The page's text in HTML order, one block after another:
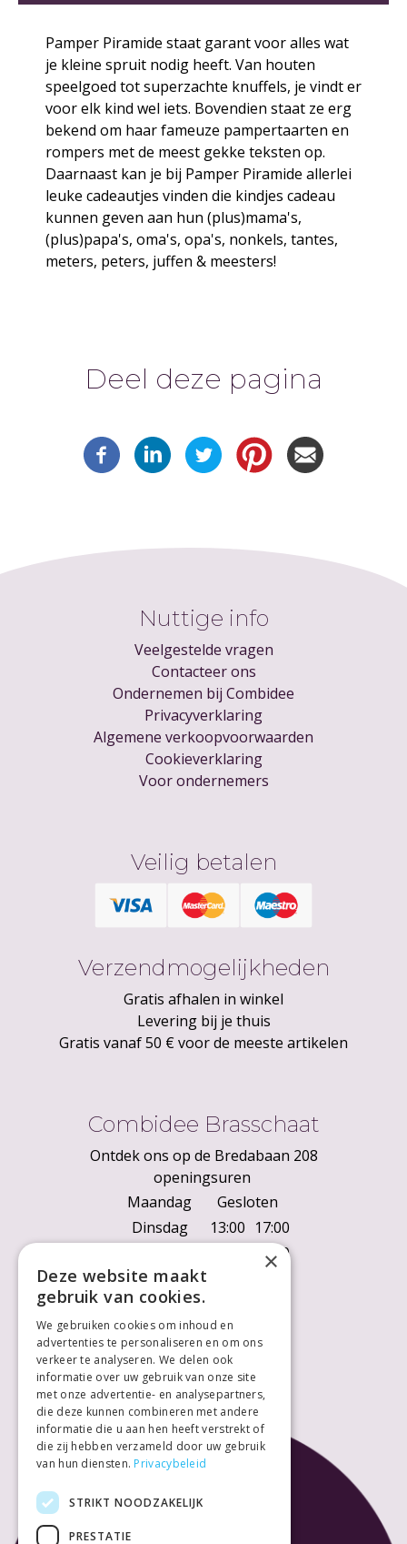
Pamper Piramide staat garant voor alles wat
je kleine spruit nodig heeft. Van houten
speelgoed tot superzachte knuffels, je vindt er
voor elk kind wel iets. Bovendien staat ze erg
bekend om haar fameuze pampertaarten en
rompers met de meest gekke teksten op.
Daarnaast kan je bij Pamper Piramide allerlei
leuke cadeautjes vinden die kindjes cadeau
kunnen geven aan hun (plus)mama's,
(plus)papa's, oma's, opa's, nonkels, tantes,
meters, peters, juffen & meesters!
Deel deze pagina
Nuttige info
Veelgestelde vragen
Contacteer ons
Ondernemen bij Combidee
Privacyverklaring
Algemene verkoopvoorwaarden
Cookieverklaring
Voor ondernemers
Veilig betalen
Verzendmogelijkheden
Gratis afhalen in winkel
Levering bij je thuis
Gratis vanaf 50 € voor de meeste artikelen
Combidee Brasschaat
Ontdek ons op de Bredabaan 208
openingsuren
Maandag
Gesloten
Dinsdag
13:00 17:00
18:00
Donderdag
Vrijdag
Zaterdag
10:00
Zondag
Gesloten
×
Deze website maakt
gebruik van cookies.
We gebruiken cookies om inhoud en
advertenties te personaliseren en om ons
verkeer te analyseren. We delen ook
informatie over uw gebruik van onze site
met onze advertentie- en analysepartners,
die deze kunnen combineren met andere
informatie die u aan hen heeft verstrekt of
die zij hebben verzameld door uw gebruik
van hun diensten. Privacybeleid
STRIKT NOODZAKELIJK
PRESTATIE